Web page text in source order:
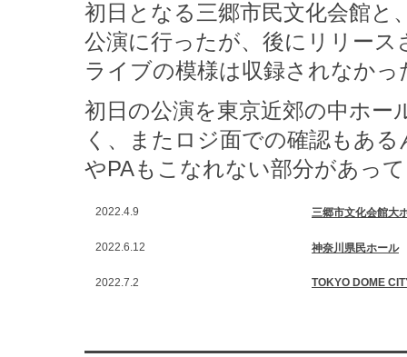
初日となる三郷市民文化会館と
公演に行ったが、後にリリース
ライブの模様は収録されなかっ
初日の公演を東京近郊の中ホ
く、またロジ面での確認もあ
やPAもこなれない部分があっ
2022.4.9 三郷市文化会館大
2022.6.12 神奈川県民ホール
2022.7.2 TOKYO DOME